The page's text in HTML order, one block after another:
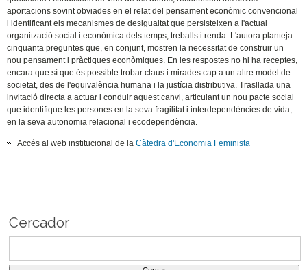
aportacions sovint obviades en el relat del pensament econòmic convencional
i identificant els mecanismes de desigualtat que persisteixen a l'actual
organització social i econòmica dels temps, treballs i renda. L'autora planteja
cinquanta preguntes que, en conjunt, mostren la necessitat de construir un
nou pensament i pràctiques econòmiques. En les respostes no hi ha receptes,
encara que sí que és possible trobar claus i mirades cap a un altre model de
societat, des de l'equivalència humana i la justícia distributiva. Trasllada una
invitació directa a actuar i conduir aquest canvi, articulant un nou pacte social
que identifique les persones en la seva fragilitat i interdependències de vida,
en la seva autonomia relacional i ecodependència.
Accés al web institucional de la Càtedra d'Economia Feminista
Cercador